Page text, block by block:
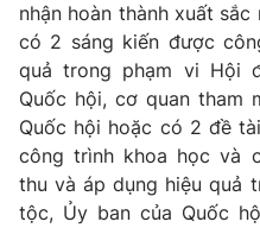
Liên hệ tòa soạn
THỜI BÁO VTV
nhận hoàn thành xuất
có 2 sáng kiến được
quả trong phạm vi Hội
Quốc hội, cơ quan tham
Quốc hội hoặc có 2 đề
công trình khoa học và
thu và áp dụng hiệu quả
tộc, Ủy ban của Quốc